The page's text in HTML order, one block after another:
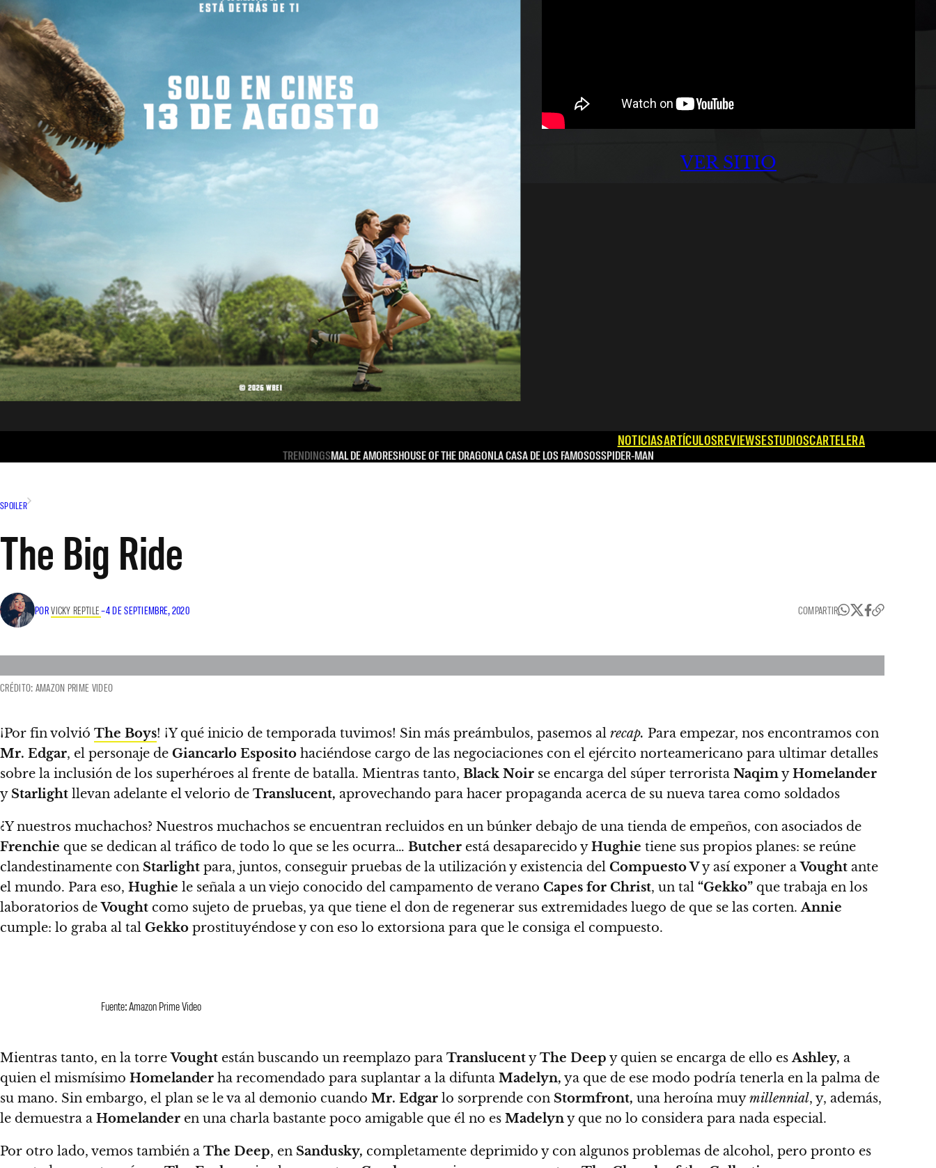
VER SITIO
NOTICIASARTÍCULOSREVIEWSESTUDIOSCARTELERA
TRENDINGSMAL DE AMORESHOUSE OF THE DRAGONLA CASA DE LOS FAMOSOSSPIDER-MAN
SPOILER
The Big Ride
PORVICKY REPTILE–4 DE SEPTIEMBRE, 2020 COMPARTIR
CRÉDITO: AMAZON PRIME VIDEO
¡Por fin volvió The Boys! ¡Y qué inicio de temporada tuvimos! Sin más preámbulos, pasemos al recap. Para empezar, nos encontramos con
Mr. Edgar, el personaje de Giancarlo Esposito haciéndose cargo de las negociaciones con el ejército norteamericano para ultimar detalles
sobre la inclusión de los superhéroes al frente de batalla. Mientras tanto, Black Noir se encarga del súper terrorista NaqimyHomelander
y Starlight llevan adelante el velorio de Translucent, aprovechando para hacer propaganda acerca de su nueva tarea como soldados
¿Y nuestros muchachos? Nuestros muchachos se encuentran recluidos en un búnker debajo de una tienda de empeños, con asociados de
Frenchie que se dedican al tráfico de todo lo que se les ocurra… Butcher está desaparecido yHughie tiene sus propios planes: se reúne
clandestinamente con Starlight para, juntos, conseguir pruebas de la utilización y existencia del Compuesto Vy así exponer aVought ante
el mundo. Para eso, Hughie le señala a un viejo conocido del campamento de verano Capes for Christ, un tal “Gekko” que trabaja en los
laboratorios deVought como sujeto de pruebas, ya que tiene el don de regenerar sus extremidades luego de que se las corten.Annie
cumple: lo graba al tal Gekko prostituyéndose y con eso lo extorsiona para que le consiga el compuesto.
Fuente: Amazon Prime Video
Mientras tanto, en la torreVought están buscando un reemplazo para TranslucentyThe Deep y quien se encarga de ello esAshley, a
quien el mismísimo Homelander ha recomendado para suplantar a la difunta Madelyn, ya que de ese modo podría tenerla en la palma de
su mano. Sin embargo, el plan se le va al demonio cuando Mr. Edgar lo sorprende con Stormfront, una heroína muymillennial, y, además,
le demuestra a Homelander en una charla bastante poco amigable que él no es Madelyny que no lo considera para nada especial.
Por otro lado, vemos también a The Deep, en Sandusky, completamente deprimido y con algunos problemas de alcohol, pero pronto es